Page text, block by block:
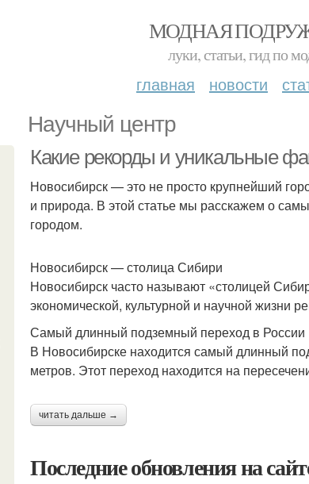
МОДНАЯ
луки, статьи, гид по
главная новости
Научный центр
Какие рекорды и уникальные
Новосибирск — это не просто крупнейший
и природа. В этой статье мы расскажем о
городом.
Новосибирск — столица Сибири
Новосибирск часто называют «столицей
экономической, культурной и научной жизни
Самый длинный подземный переход в России
В Новосибирске находится самый длинный
метров. Этот переход находится на
читать дальше →
Последние обновления на